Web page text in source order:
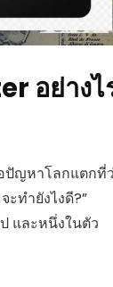
อย่างไ
ปัญหาโลกแตกที่
ทำยังไงดี?”
และหนึ่งในตัว